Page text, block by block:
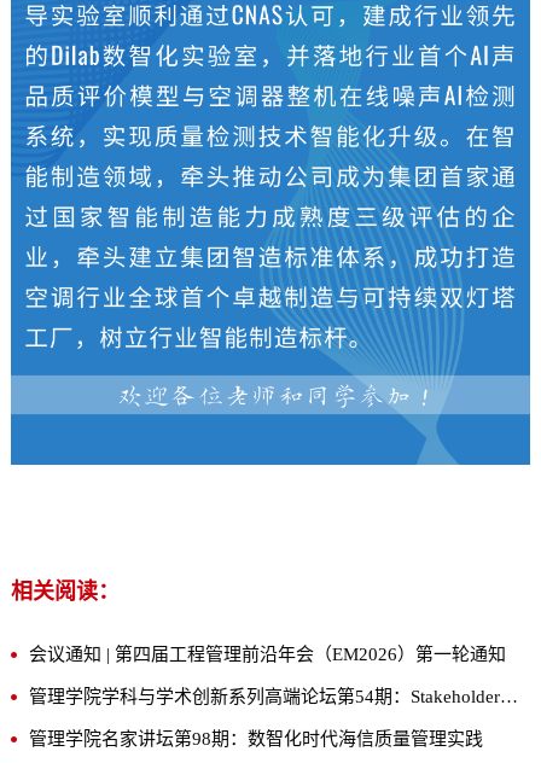
相关阅读：
会议通知 | 第四届工程管理前沿年会（EM2026）第一轮通知
管理学院学科与学术创新系列高端论坛第54期：Stakeholder Influence in the SEC Rulemaking Process: Evidence from Climate Comment Letters
管理学院名家讲坛第98期：数智化时代海信质量管理实践